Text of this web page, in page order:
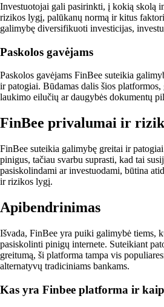
Investuotojai gali pasirinkti, į kokią skolą
rizikos lygį, palūkanų normą ir kitus
galimybę diversifikuoti investicijas,
Paskolos gavėjams
Paskolos gavėjams FinBee suteikia
ir patogiai. Būdamas dalis šios
laukimo eilučių ar daugybės dokumentų
FinBee privalumai ir
FinBee suteikia galimybę greitai ir
pinigus, tačiau svarbu suprasti, kad tai
pasiskolindami ar investuodami, būtina
ir rizikos lygį.
Apibendrinimas
Išvada, FinBee yra puiki galimybė tiems,
pasiskolinti pinigų internete. Suteikiant
greitumą, ši platforma tampa vis
alternatyvų tradiciniams bankams.
Kas yra Finbee platforma ir